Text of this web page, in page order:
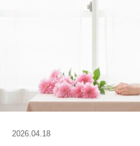
2026.04.18